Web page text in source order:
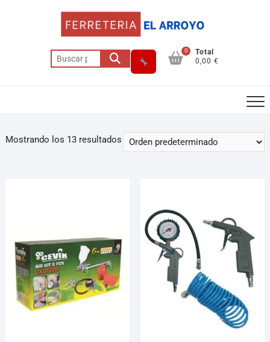
0
Total
0,00 €
Mostrando los 13 resultados
WhatsApp Cómo llegar